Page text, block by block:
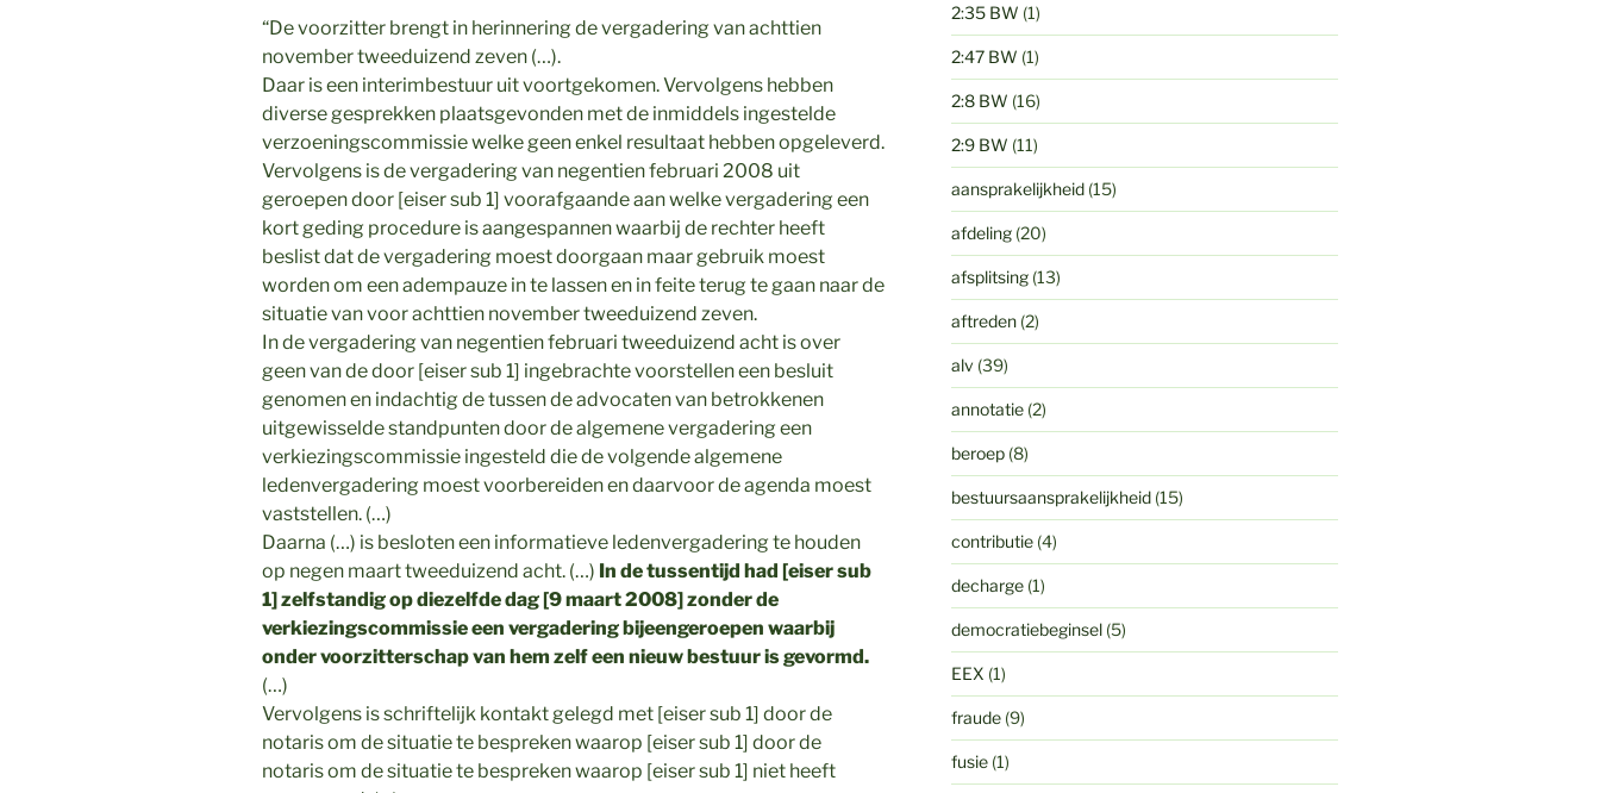
“De voorzitter brengt in herinnering de vergadering van achttien
november tweeduizend zeven (…).
Daar is een interimbestuur uit voortgekomen. Vervolgens hebben
diverse gesprekken plaatsgevonden met de inmiddels ingestelde
verzoeningscommissie welke geen enkel resultaat hebben opgeleverd.
Vervolgens is de vergadering van negentien februari 2008 uit
geroepen door [eiser sub 1] voorafgaande aan welke vergadering een
kort geding procedure is aangespannen waarbij de rechter heeft
beslist dat de vergadering moest doorgaan maar gebruik moest
worden om een adempauze in te lassen en in feite terug te gaan naar de
situatie van voor achttien november tweeduizend zeven.
In de vergadering van negentien februari tweeduizend acht is over
geen van de door [eiser sub 1] ingebrachte voorstellen een besluit
genomen en indachtig de tussen de advocaten van betrokkenen
uitgewisselde standpunten door de algemene vergadering een
verkiezingscommissie ingesteld die de volgende algemene
ledenvergadering moest voorbereiden en daarvoor de agenda moest
vaststellen. (…)
Daarna (…) is besloten een informatieve ledenvergadering te houden
op negen maart tweeduizend acht. (…) In de tussentijd had [eiser sub
1] zelfstandig op diezelfde dag [9 maart 2008] zonder de
verkiezingscommissie een vergadering bijeengeroepen waarbij
onder voorzitterschap van hem zelf een nieuw bestuur is gevormd.
(…)
Vervolgens is schriftelijk kontakt gelegd met [eiser sub 1] door de
notaris om de situatie te bespreken waarop [eiser sub 1] door de
notaris om de situatie te bespreken waarop [eiser sub 1] niet heeft
2:35 BW (1)
2:47 BW (1)
2:8 BW (16)
2:9 BW (11)
aansprakelijkheid(15)
afdeling(20)
afsplitsing(13)
aftreden(2)
alv (39)
annotatie(2)
beroep(8)
bestuursaansprakelijkheid(15)
contributie(4)
decharge(1)
democratiebeginsel(5)
EEX (1)
fraude(9)
fusie(1)